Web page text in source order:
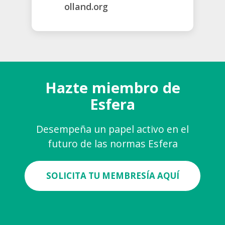
olland.org
Hazte miembro de
Esfera
Desempeña un papel activo en el
futuro de las normas Esfera
SOLICITA TU MEMBRESÍA AQUÍ